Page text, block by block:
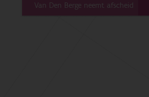
Van Den Berge neemt afscheid